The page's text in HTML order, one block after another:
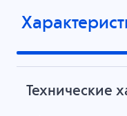
Технические